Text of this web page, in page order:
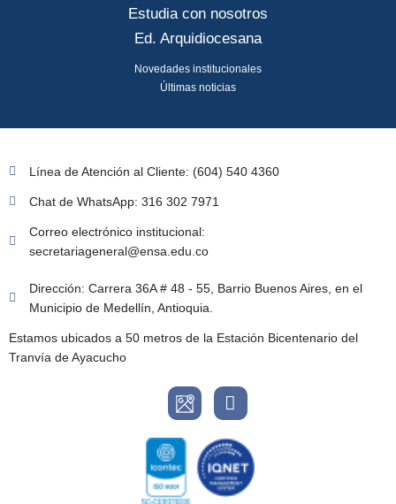
Estudia con nosotros
Ed. Arquidiocesana
Novedades institucionales
Últimas noticias
Línea de Atención al Cliente: (604) 540 4360
Chat de WhatsApp: 316 302 7971
Correo electrónico institucional:
secretariageneral@ensa.edu.co
Dirección: Carrera 36A # 48 - 55, Barrio Buenos Aires, en el
Municipio de Medellín, Antioquia.
Estamos ubicados a 50 metros de la Estación Bicentenario del
Tranvía de Ayacucho